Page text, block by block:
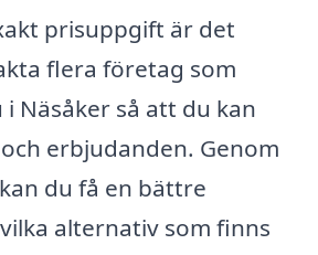
prisuppgift är det
flera företag som
Näsåker så att du kan
erbjudanden. Genom
du få en bättre
alternativ som finns